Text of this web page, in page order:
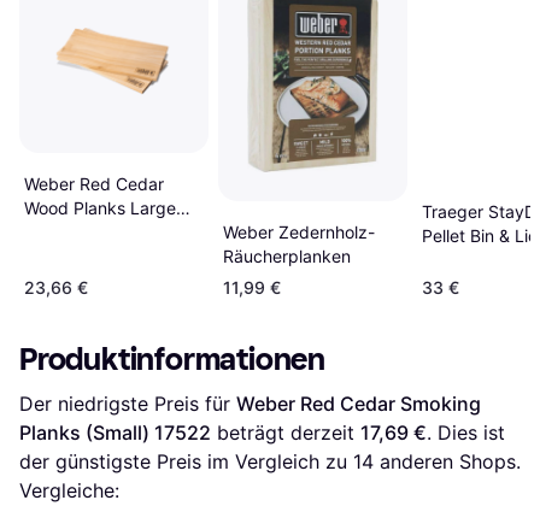
Weber Red Cedar
Wood Planks Large
23,66 €
Weber Zedernholz-
Räucherplanken
11,99 €
Traeger
Pellet Bin & Lid
33 €
Produktinformationen
Der niedrigste Preis für Weber Red Cedar Smoking
Planks (Small) 17522 beträgt derzeit 17,69 €. Dies ist
der günstigste Preis im Vergleich zu 14 anderen Shops.
Vergleiche: